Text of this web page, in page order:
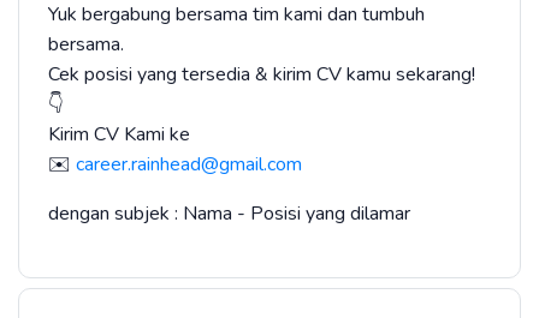
Yuk bergabung bersama tim kami dan tumbuh
bersama.
Cek posisi yang tersedia & kirim CV kamu sekarang!
👇
Kirim CV Kami ke
✉️ career.rainhead@gmail.com
dengan subjek : Nama - Posisi yang dilamar